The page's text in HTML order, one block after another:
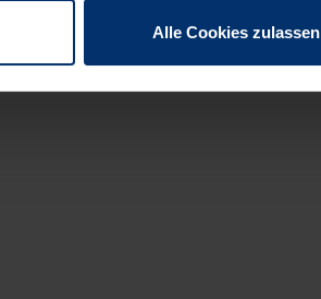
Alle Cookies zulassen